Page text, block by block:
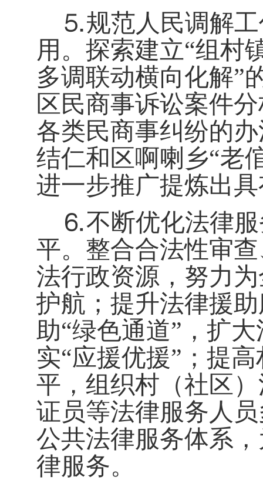
⒌规范人民调解
用。 探索建立“组村
多调联动横向化解”
区民商事诉讼案件
各类民商事纠纷的
结仁和区啊喇乡“老
进一步推广提炼出
⒍不断优化法律
平。整合合法性审
法行政资源，努力
护航；提升法律援
助“绿色通道”，扩
实“应援优援”；提
平，组织村（社区
证员等法律服务人
公共法律服务体系
律服务。